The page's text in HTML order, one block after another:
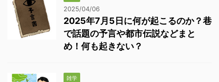
2025/04/06
2025年7月5日に何が起こるのか？巷
で話題の予言や都市伝説などまと
め！何も起きない？
雑学